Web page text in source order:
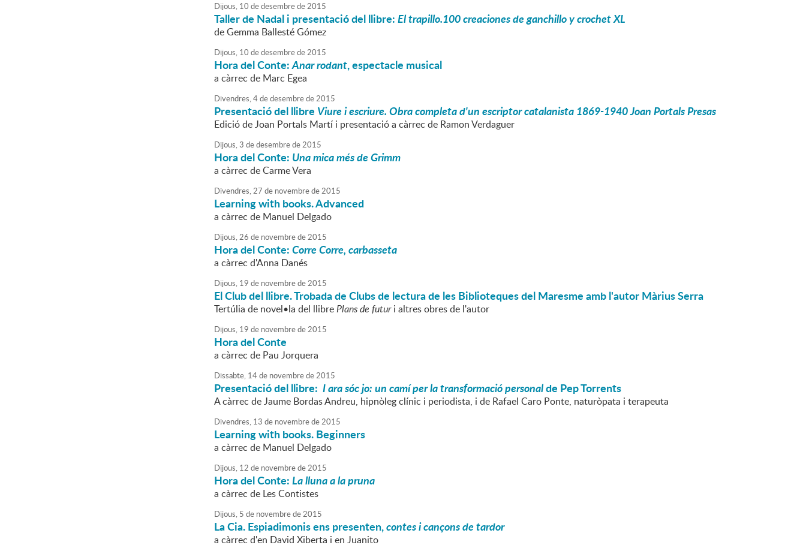
Dijous, 10 dedesembrede2015
Taller de Nadal i presentació del llibre:El trapillo.100 creaciones de ganchillo y crochet XL
de Gemma Ballesté Gómez
Dijous, 10 dedesembrede2015
Hora del Conte:Anar rodant, espectacle musical
a càrrec de Marc Egea
Divendres,4dedesembrede2015
Presentació del llibre Viure i escriure. Obra completa d'un escriptor catalanista 1869-1940Joan Portals Presas
Edició de Joan Portals Martí i presentació a càrrec de Ramon Verdaguer
Dijous,3 dedesembrede2015
Hora del Conte: Una mica més de Grimm
a càrrec de Carme Vera
Divendres,27 de novembrede2015
Learning with books. Advanced
a càrrec de Manuel Delgado
Dijous,26 de novembrede2015
Hora del Conte:Corre Corre, carbasseta
a càrrec d'Anna Danés
Dijous, 19 de novembrede2015
El Club del llibre. Trobada de Clubs de lectura de les Biblioteques del Maresme amb l'autor Màrius Serra
Tertúlia de novel•la del llibrePlans de futuri altres obres de l'autor
Dijous, 19 de novembrede2015
Hora del Conte
a càrrec de Pau Jorquera
Dissabte, 14de novembrede2015
Presentació del llibre: I ara sóc jo: un camí per la transformació personalde Pep Torrents
A càrrec de Jaume Bordas Andreu, hipnòleg clínic i periodista, i de Rafael Caro Ponte, naturòpata i terapeuta
Divendres, 13 de novembrede2015
Learning with books. Beginners
a càrrec de Manuel Delgado
Dijous, 12 de novembrede2015
Hora del Conte:La lluna a la pruna
a càrrec de Les Contistes
Dijous, 5 de novembrede2015
La Cia. Espiadimonis ens presenten,contes i cançons de tardor
a càrrec d'en David Xiberta i en Juanito